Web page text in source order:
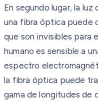
En segundo lugar, la
una fibra óptica puede
que son invisibles para
humano es sensible a
espectro
la fibra óptica puede
gama de longitudes de